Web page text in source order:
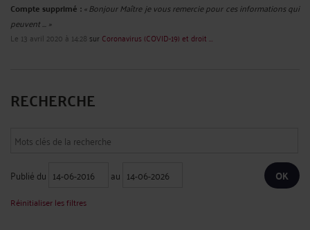
Compte supprimé : « Bonjour Maître je vous remercie pour ces informations qui
peuvent ... »
Le 13 avril 2020 à 14:28 sur Coronavirus (COVID-19) et droit ...
RECHERCHE
Publié du au
Réinitialiser les filtres